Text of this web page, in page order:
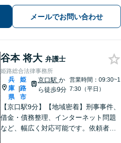
事故／借金・債務整理のご相談もお任
せ！
メールでお問い合わせ
谷本 将大 弁護士
姫路総合法律事務所
兵
庫
県
|
姫
路
市
京口駅 か
ら徒歩9分
営業時間：09:30~1
7:30（平日）
【京口駅9分】【地域密着】刑事事件、
借金・債務整理、インターネット問題
など、幅広く対応可能です。依頼者さ